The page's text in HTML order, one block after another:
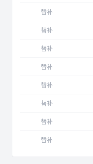
替补
替补
替补
替补
替补
替补
替补
替补